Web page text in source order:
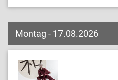
Montag - 17.08.2026